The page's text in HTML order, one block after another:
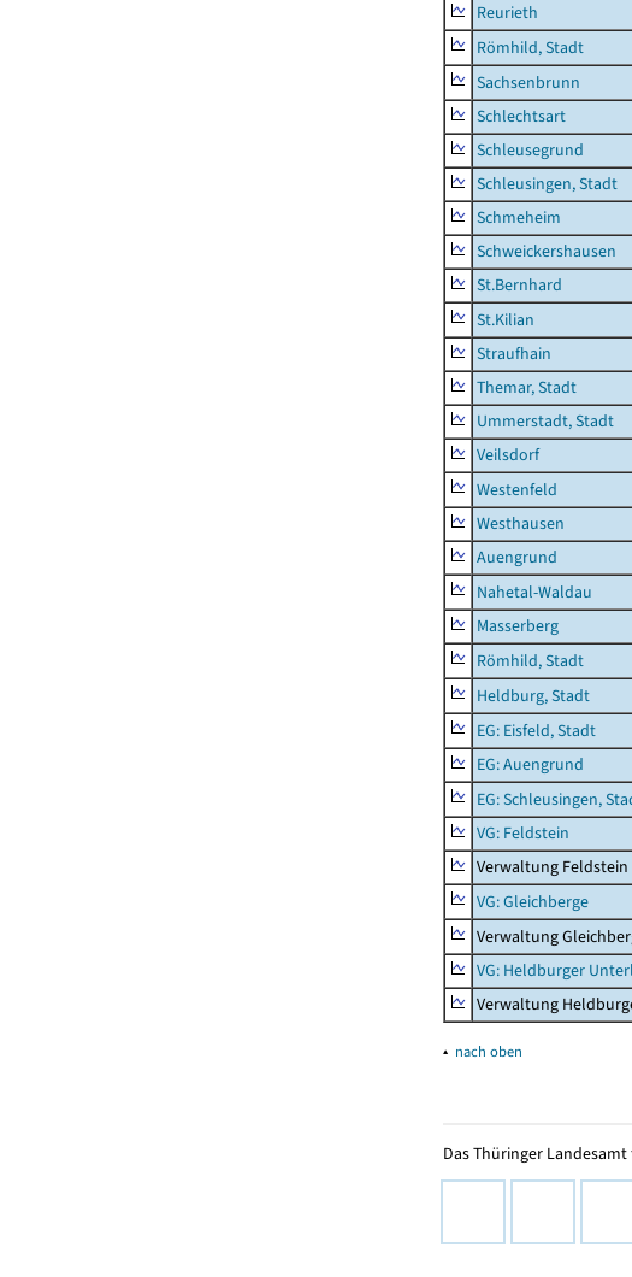
Reurieth
Römhild, Stadt
Sachsenbrunn
Schlechtsart
Schleusegrund
Schleusingen, Stadt
Schmeheim
Schweickershausen
St.Bernhard
St.Kilian
Straufhain
Themar, Stadt
Ummerstadt, Stadt
Veilsdorf
Westenfeld
Westhausen
Auengrund
Nahetal-Waldau
Masserberg
Römhild, Stadt
Heldburg, Stadt
EG: Eisfeld, Stadt
EG: Auengrund
EG: Schleusingen,
VG: Feldstein
Verwaltung Feldstein
VG: Gleichberge
Verwaltung
VG: Heldburger
Verwaltung
▴ nach oben
Das Thüringer